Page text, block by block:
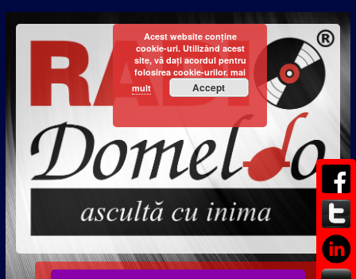
Acest website conține
cookie-uri. Utilizând acest
site, vă dați acordul pentru
folosirea cookie-urilor. mai
mult
Accept